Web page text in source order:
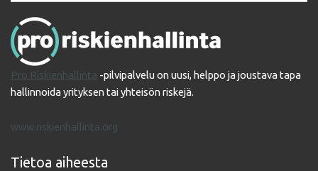
Pro Riskienhallinta -pilvipalvelu on uusi, helppo ja joustava tapa
hallinnoida yrityksen tai yhteisön riskejä.
www.riskienhallinta.org
Tietoa aiheesta